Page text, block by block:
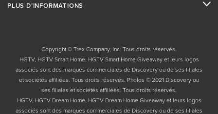
PLUS D’INFORMATIONS
Copyright © Trex Company, Inc. Tous droits réservés.
HGTV, HGTV Smart Home, HGTV Smart Home Giveaway et leurs logos
associés sont des marques commerciales de Discovery ou de ses filiales
et sociétés affiliées. Tous droits réservés. Photos © 2021 Discovery ou
ses filiales et sociétés affiliées. Tous droits réservés.
HGTV, HGTV Dream Home, HGTV Dream Home Giveaway et leurs logos
associés sont des marques commerciales de Discovery ou de ses filiales